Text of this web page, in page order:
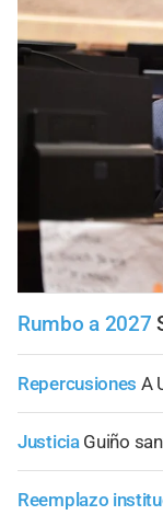
Rumbo a 2027
Repercusiones A
Justicia Guiño
Reemplazo